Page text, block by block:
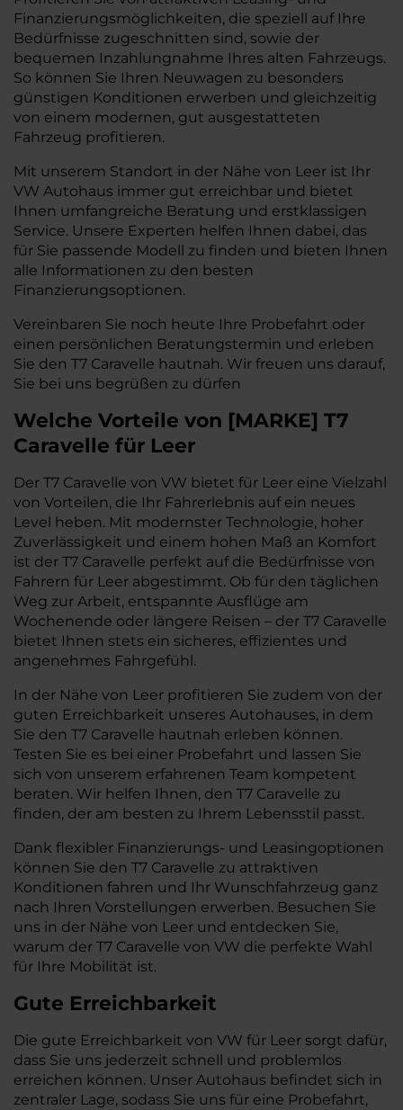
Finanzierungsmöglichkeiten, die speziell auf Ihre
Bedürfnisse zugeschnitten sind, sowie der
bequemen Inzahlungnahme Ihres alten Fahrzeugs.
So können Sie Ihren Neuwagen zu besonders
günstigen Konditionen erwerben und gleichzeitig
von einem modernen, gut ausgestatteten
Fahrzeug profitieren.
Mit unserem Standort in der Nähe von Leer ist Ihr
VW Autohaus immer gut erreichbar und bietet
Ihnen umfangreiche Beratung und erstklassigen
Service. Unsere Experten helfen Ihnen dabei, das
für Sie passende Modell zu finden und bieten Ihnen
alle Informationen zu den besten
Finanzierungsoptionen.
Vereinbaren Sie noch heute Ihre Probefahrt oder
einen persönlichen Beratungstermin und erleben
Sie den T7 Caravelle hautnah. Wir freuen uns darauf,
Sie bei uns begrüßen zu dürfen
Welche Vorteile von [MARKE] T7
Caravelle für Leer
Der T7 Caravelle von VW bietet für Leer eine Vielzahl
von Vorteilen, die Ihr Fahrerlebnis auf ein neues
Level heben. Mit modernster Technologie, hoher
Zuverlässigkeit und einem hohen Maß an Komfort
ist der T7 Caravelle perfekt auf die Bedürfnisse von
Fahrern für Leer abgestimmt. Ob für den täglichen
Weg zur Arbeit, entspannte Ausflüge am
Wochenende oder längere Reisen – der T7 Caravelle
bietet Ihnen stets ein sicheres, effizientes und
angenehmes Fahrgefühl.
In der Nähe von Leer profitieren Sie zudem von der
guten Erreichbarkeit unseres Autohauses, in dem
Sie den T7 Caravelle hautnah erleben können.
Testen Sie es bei einer Probefahrt und lassen Sie
sich von unserem erfahrenen Team kompetent
beraten. Wir helfen Ihnen, den T7 Caravelle zu
finden, der am besten zu Ihrem Lebensstil passt.
Dank flexibler Finanzierungs- und Leasingoptionen
können Sie den T7 Caravelle zu attraktiven
Konditionen fahren und Ihr Wunschfahrzeug ganz
nach Ihren Vorstellungen erwerben. Besuchen Sie
uns in der Nähe von Leer und entdecken Sie,
warum der T7 Caravelle von VW die perfekte Wahl
für Ihre Mobilität ist.
Gute Erreichbarkeit
Die gute Erreichbarkeit von VW für Leer sorgt dafür,
dass Sie uns jederzeit schnell und problemlos
erreichen können. Unser Autohaus befindet sich in
zentraler Lage, sodass Sie uns für eine Probefahrt,